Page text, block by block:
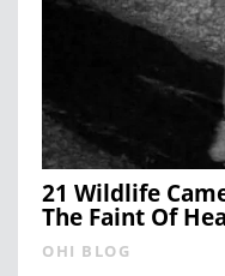
21 Wildlife
The Faint Of
OHI BLOG